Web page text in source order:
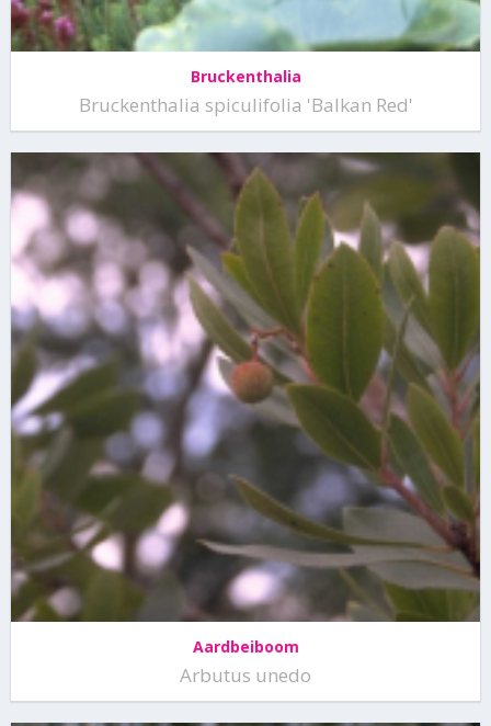
Bruckenthalia
Bruckenthalia spiculifolia 'Balkan Red'
Aardbeiboom
Arbutus unedo